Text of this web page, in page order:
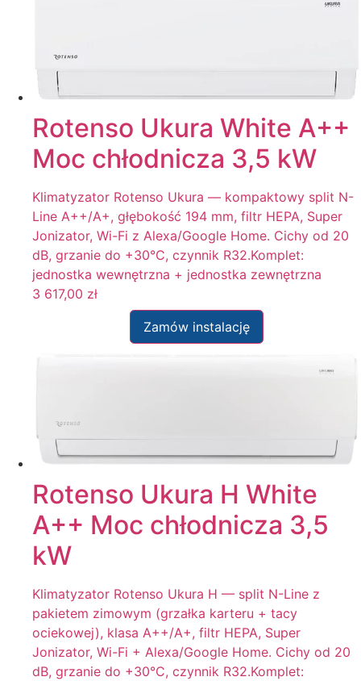
Rotenso Ukura White A++
Moc chłodnicza 3,5 kW
Klimatyzator Rotenso Ukura — kompaktowy split N-
Line A++/A+, głębokość 194 mm, filtr HEPA, Super
Jonizator, Wi-Fi z Alexa/Google Home. Cichy od 20
dB, grzanie do +30°C, czynnik R32.Komplet:
jednostka wewnętrzna + jednostka zewnętrzna
3 617,00 zł
Zamów instalację
Rotenso Ukura H White
A++ Moc chłodnicza 3,5
kW
Klimatyzator Rotenso Ukura H — split N-Line z
pakietem zimowym (grzałka karteru + tacy
ociekowej), klasa A++/A+, filtr HEPA, Super
Jonizator, Wi-Fi + Alexa/Google Home. Cichy od 20
dB, grzanie do +30°C, czynnik R32.Komplet: